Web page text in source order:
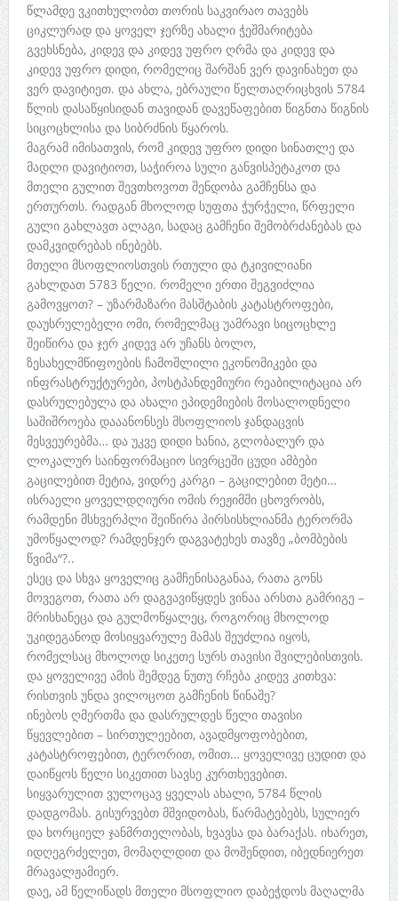
წლამდე ვკითხულობთ თორის საკვირაო თავებს
ციკლურად და ყოველ ჯერზე ახალი ჭეშმარიტება
გვეხსნება, კიდევ და კიდევ უფრო ღრმა და კიდევ და
კიდევ უფრო დიდი, რომელიც შარშან ვერ დავინახეთ და
ვერ დავიტიეთ. და ახლა, ებრაული წელთაღრიცხვის 5784
წლის დასაწყისიდან თავიდან დავეწაფებით წიგნთა წიგნის
სიცოცხლისა და სიბრძნის წყაროს.
მაგრამ იმისათვის, რომ კიდევ უფრო დიდი სინათლე და
მადლი დავიტიოთ, საჭიროა სული განვისპეტაკოთ და
მთელი გულით შევთხოვოთ შენდობა გამჩენსა და
ერთურთს. რადგან მხოლოდ სუფთა ჭურჭელი, წრფელი
გული გახლავთ ალაგი, სადაც გამჩენი შემობრძანებას და
დამკვიდრებას ინებებს.
მთელი მსოფლიოსთვის რთული და ტკივილიანი
გახლდათ 5783 წელი. რომელი ერთი შეგვიძლია
გამოვყოთ? – უზარმაზარი მასშტაბის კატასტროფები,
დაუსრულებელი ომი, რომელმაც უამრავი სიცოცხლე
შეიწირა და ჯერ კიდევ არ უჩანს ბოლო,
ზესახელმწიფოების ჩამოშლილი ეკონომიკები და
ინფრასტრუქტურები, პოსტპანდემიური რეაბილიტაცია არ
დასრულებულა და ახალი ეპიდემიების მოსალოდნელი
საშიშროება დააანონსეს მსოფლიოს ჯანდაცვის
მესვეურებმა… და უკვე დიდი ხანია, გლობალურ და
ლოკალურ საინფორმაციო სივრცეში ცუდი ამბები
გაცილებით მეტია, ვიდრე კარგი – გაცილებით მეტი…
ისრაელი ყოველდღიური ომის რეჟიმში ცხოვრობს,
რამდენი მსხვერპლი შეიწირა პირსისხლიანმა ტერორმა
უმოწყალოდ? რამდენჯერ დაგვატეხეს თავზე „ბომბების
წვიმა“?..
ესეც და სხვა ყოველიც გამჩენისაგანაა, რათა გონს
მოვეგოთ, რათა არ დაგვავიწყდეს ვინაა არსთა გამრიგე –
მრისხანეცა და გულმოწყალეც, როგორიც მხოლოდ
უკიდეგანოდ მოსიყვარულე მამას შეუძლია იყოს,
რომელსაც მხოლოდ სიკეთე სურს თავისი შვილებისთვის.
და ყოველივე ამის შემდეგ ნუთუ რჩება კიდევ კითხვა:
რისთვის უნდა ვილოცოთ გამჩენის წინაშე?
ინებოს ღმერთმა და დასრულდეს წელი თავისი
წყევლებით – სირთულეებით, ავადმყოფობებით,
კატასტროფებით, ტერორით, ომით… ყოველივე ცუდით და
დაიწყოს წელი სიკეთით სავსე კურთხევებით.
სიყვარულით ვულოცავ ყველას ახალი, 5784 წლის
დადგომას. გისურვებთ მშვიდობას, წარმატებებს, სულიერ
და ხორციელ ჯანმრთელობას, ხვავსა და ბარაქას. იხარეთ,
იდღეგრძელეთ, მომაღლდით და მოშენდით, იბედნიერეთ
მრავალჟამიერ.
დაე, ამ წელიწადს მთელი მსოფლიო დაბეჭდოს მაღალმა